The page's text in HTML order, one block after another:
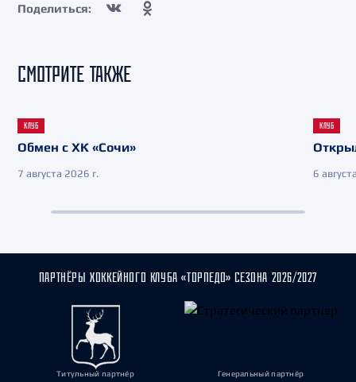
Поделиться:
СМОТРИТЕ ТАКЖЕ
КЛУБ
Обмен с ХК «Сочи»
7 августа 2026 г.
КЛУБ
6
ПАРТНЁРЫ ХОККЕЙНОГО КЛУБА «ТОРПЕДО» СЕЗОНА 2026/2027
Титульный партнёр Генеральный партнёр